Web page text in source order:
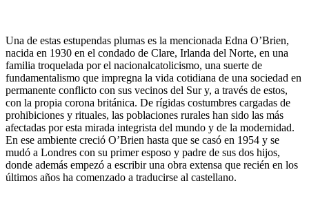
Una de estas estupendas plumas es la mencionada Edna O’Brien,
nacida en 1930 en el condado de Clare, Irlanda del Norte, en una
familia troquelada por el nacionalcatolicismo, una suerte de
fundamentalismo que impregna la vida cotidiana de una sociedad en
permanente conflicto con sus vecinos del Sur y, a través de estos,
con la propia corona británica. De rígidas costumbres cargadas de
prohibiciones y rituales, las poblaciones rurales han sido las más
afectadas por esta mirada integrista del mundo y de la modernidad.
En ese ambiente creció O’Brien hasta que se casó en 1954 y se
mudó a Londres con su primer esposo y padre de sus dos hijos,
donde además empezó a escribir una obra extensa que recién en los
últimos años ha comenzado a traducirse al castellano.